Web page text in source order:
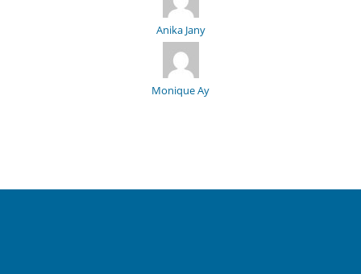
Anika Jany
Monique Ay